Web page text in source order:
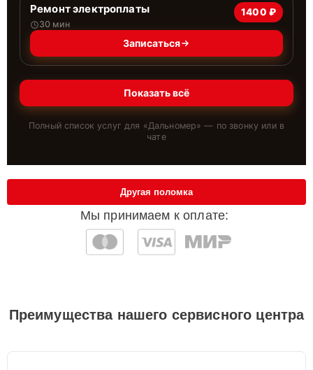
Ремонт электроплаты
30 мин
1400 ₽
Записаться
Показать всё
Полный список услуг для «Дальномер» — по звонку или в
чате
Мы принимаем к оплате:
Другая поломка
Преимущества нашего сервисного центра